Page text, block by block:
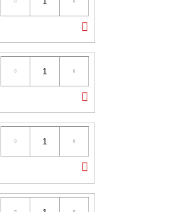
KOŠÍKU
KOŠÍKU
KOŠÍKU